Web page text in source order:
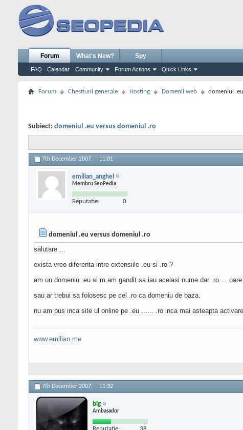
Forum
FAQ Calendar Community Forum Actions Quick Links
What's New? Spy
Forum Chestiuni generale Hosting Domenii web domeniul
Subiect: domeniul .eu versus domeniul .ro
7th December 2007, 11:01
emilian_anghel
Membru SeoPedia
Reputatie: 0
domeniul .eu versus domeniul .ro
salutare ...
exista vreo diferenta intre extensiile .eu si .ro ?
am un domeniu .eu si m am gandit sa iau acelasi nume dar .ro ...
sau ar trebui sa folosesc pe cel .ro ca domeniu de baza.
nu am pus inca site ul online pe .eu ...... .ro inca mai asteapta
www.emilian.me
7th December 2007, 11:32
big
Ambasador
Reputatie: 38